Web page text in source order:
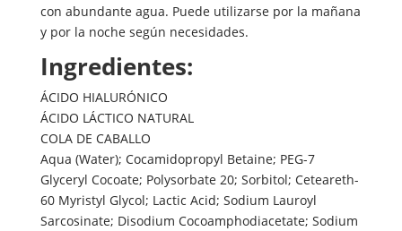
con abundante agua. Puede utilizarse por la mañana
y por la noche según necesidades.
Ingredientes:
ÁCIDO HIALURÓNICO
ÁCIDO LÁCTICO NATURAL
COLA DE CABALLO
Aqua (Water); Cocamidopropyl Betaine; PEG-7
Glyceryl Cocoate; Polysorbate 20; Sorbitol; Ceteareth-
60 Myristyl Glycol; Lactic Acid; Sodium Lauroyl
Sarcosinate; Disodium Cocoamphodiacetate; Sodium